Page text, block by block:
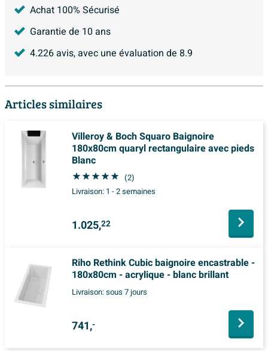
Achat 100% Sécurisé
Garantie de 10 ans
4.226avis, avec une évaluation de 8.9
Articles similaires
Villeroy & Boch Squaro Baignoire
180x80cm quaryl rectangulaire avec pieds
Blanc
(2)
Livraison: 1 - 2 semaines
1.025,22
Riho Rethink Cubic baignoire encastrable -
180x80cm - acrylique - blanc brillant
Livraison:sous 7 jours
741,-